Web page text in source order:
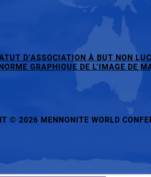
D’ASSOCIATION À BUT NON
GRAPHIQUE DE L’IMAGE DE
© 2026 MENNONITE WORLD